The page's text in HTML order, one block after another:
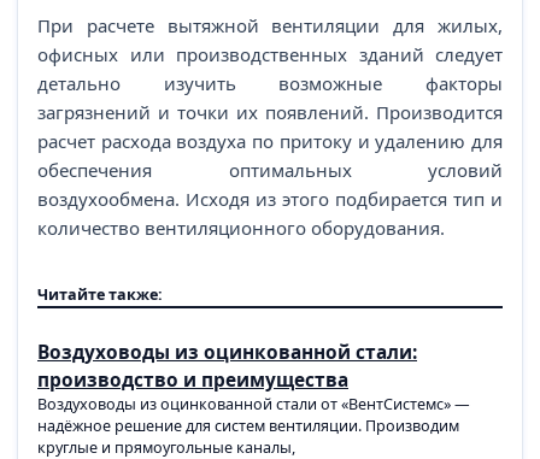
При расчете вытяжной вентиляции для жилых,
офисных или производственных зданий следует
детально изучить возможные факторы
загрязнений и точки их появлений. Производится
расчет расхода воздуха по притоку и удалению для
обеспечения оптимальных условий
воздухообмена. Исходя из этого подбирается тип и
количество вентиляционного оборудования.
Читайте также:
Воздуховоды из оцинкованной стали:
производство и преимущества
Воздуховоды из оцинкованной стали от «ВентСистемс» —
надёжное решение для систем вентиляции. Производим
круглые и прямоугольные каналы,